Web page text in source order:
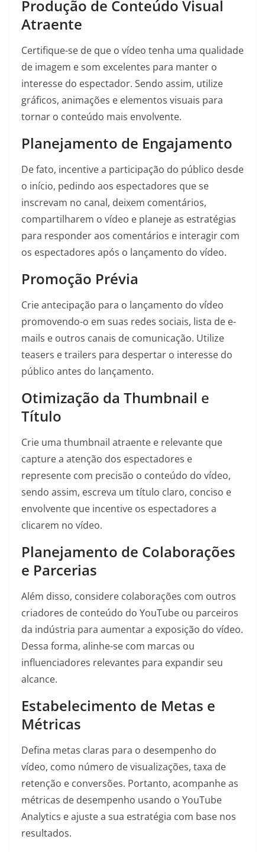
Produção de Conteúdo Visual
Atraente
Certifique-se de que o vídeo tenha uma qualidade
de imagem e som excelentes para manter o
interesse do espectador. Sendo assim, utilize
gráficos, animações e elementos visuais para
tornar o conteúdo mais envolvente.
Planejamento de Engajamento
De fato, incentive a participação do público desde
o início, pedindo aos espectadores que se
inscrevam no canal, deixem comentários,
compartilharem o vídeo e planeje as estratégias
para responder aos comentários e interagir com
os espectadores após o lançamento do vídeo.
Promoção Prévia
Crie antecipação para o lançamento do vídeo
promovendo-o em suas redes sociais, lista de e-
mails e outros canais de comunicação. Utilize
teasers e trailers para despertar o interesse do
público antes do lançamento.
Otimização da Thumbnail e
Título
Crie uma thumbnail atraente e relevante que
capture a atenção dos espectadores e
represente com precisão o conteúdo do vídeo,
sendo assim, escreva um título claro, conciso e
envolvente que incentive os espectadores a
clicarem no vídeo.
Planejamento de Colaborações
e Parcerias
Além disso, considere colaborações com outros
criadores de conteúdo do YouTube ou parceiros
da indústria para aumentar a exposição do vídeo.
Dessa forma, alinhe-se com marcas ou
influenciadores relevantes para expandir seu
alcance.
Estabelecimento de Metas e
Métricas
Defina metas claras para o desempenho do
vídeo, como número de visualizações, taxa de
retenção e conversões. Portanto, acompanhe as
métricas de desempenho usando o YouTube
Analytics e ajuste a sua estratégia com base nos
resultados.